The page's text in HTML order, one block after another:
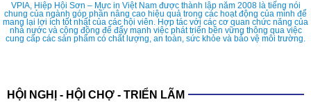
VPIA, Hiệp Hội Sơn – Mực in Việt Nam được thành lập năm 2008 là tiếng nói
chung của ngành góp phần nâng cao hiệu quả trong các hoạt động của mình để
mang lại lợi ích tốt nhất của các hội viên. Hợp tác với các cơ quan chức năng của
nhà nước và cộng đồng để đẩy mạnh việc phát triển bền vững thông qua việc
cung cấp các sản phẩm có chất lượng, an toàn, sức khỏe và bảo vệ môi trường.
HỘI NGHỊ - HỘI CHỢ - TRIỂN LÃM